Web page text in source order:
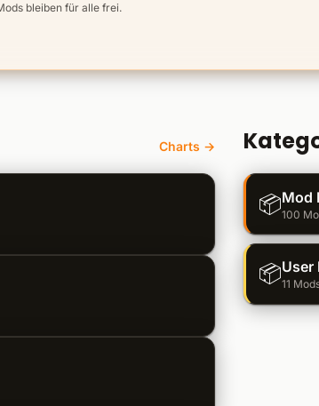
bleiben für alle frei.
Charts →
📦100
📦11